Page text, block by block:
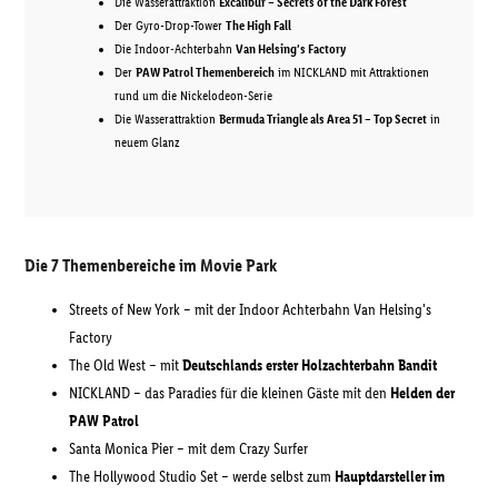
Der Gyro-Drop-Tower The High Fall
Die Indoor-Achterbahn Van Helsing’s Factory
Der PAW Patrol Themenbereich im NICKLAND mit Attraktionen
rund um die Nickelodeon-Serie
Die Wasserattraktion Bermuda Triangle als Area 51 – Top Secret in
neuem Glanz
Die 7 Themenbereiche im Movie Park
Streets of New York – mit der Indoor Achterbahn Van Helsing's
Factory
The Old West – mitDeutschlands erster Holzachterbahn Bandit
NICKLAND – das Paradies für die kleinen Gäste mit den Helden der
PAW Patrol
Santa Monica Pier – mit dem Crazy Surfer
The Hollywood Studio Set – werde selbst zum Hauptdarsteller im